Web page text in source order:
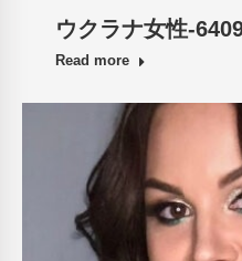
ウクラナ女性-
Read more